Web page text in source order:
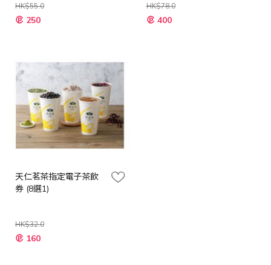
HK$55.0
特
殊 250
HK$78.0
特
殊 400
天仁茗茶指定電子茶飲
券 (8選1)
HK$32.0
特
殊 160